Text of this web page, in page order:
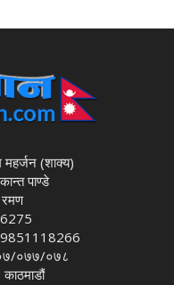
महर्जन (शाक्य)
पाण्डे
रमण
9851118266
०७७/०७८